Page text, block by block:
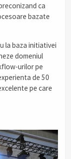
ca
bazate
la baza initiativei
domeniul
urilor pe
de 50
pe care